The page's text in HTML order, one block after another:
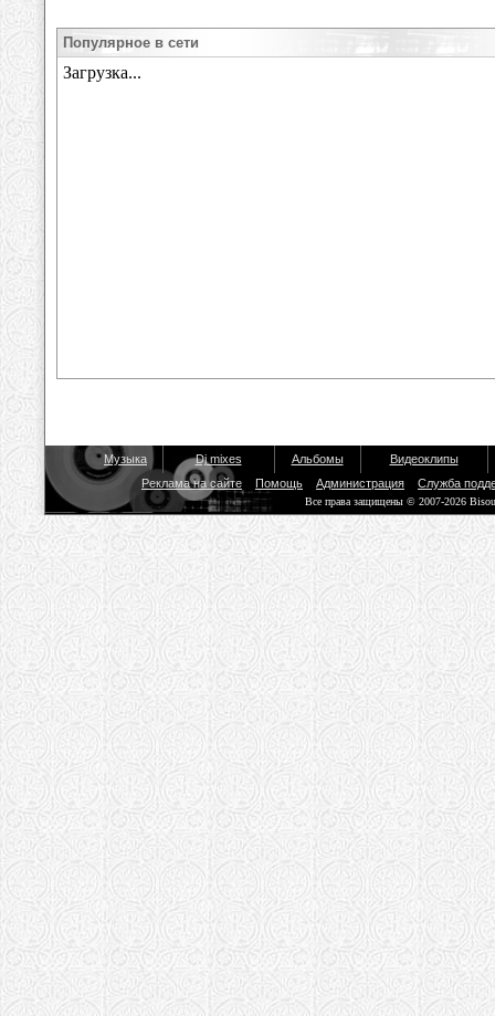
Популярное в сети
Музыка Dj mixes Альбомы
Видеоклипы
Реклама на сайте
Помощь Администрация Служба
Все права защищены © 2007-2026